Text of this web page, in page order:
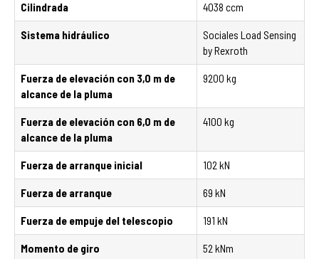
Cilindrada 4038 ccm
Sistema hidráulico
Sociales Load Sensing
by Rexroth
Fuerza de elevación con 3,0 m de
alcance de la pluma
9200 kg
Fuerza de elevación con 6,0 m de
alcance de la pluma
4100 kg
Fuerza de arranque inicial 102 kN
Fuerza de arranque 69 kN
Fuerza de empuje del telescopio 191 kN
Momento de giro 52 kNm